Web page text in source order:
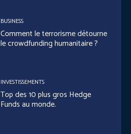
BUSINESS
Comment le terrorisme détourne
le crowdfunding humanitaire ?
INVESTISSEMENTS
Top des 10 plus gros Hedge
Funds au monde.